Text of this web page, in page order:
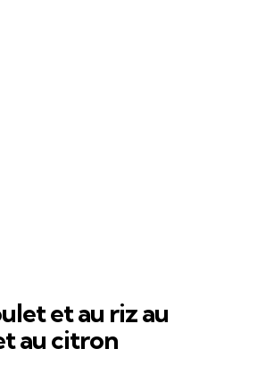
et au riz au
au citron